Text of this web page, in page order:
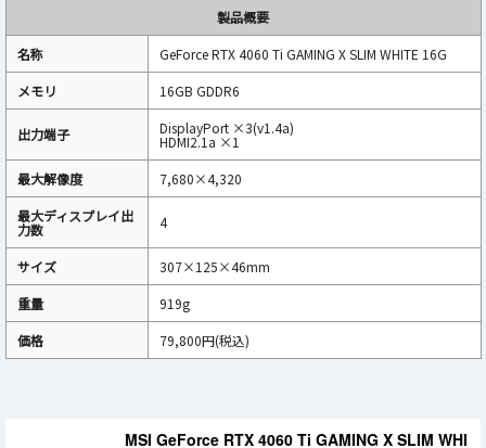
製品概要
名称
GeForce RTX 4060 Ti GAMING X SLIM WHITE 16G
メモリ
16GB GDDR6
出力端子 DisplayPort ×3(v1.4a)
HDMI2.1a ×1
最大解像度
7,680×4,320
最大ディスプレイ出
力数 4
サイズ
307×125×46mm
重量
919g
価格
79,800円(税込)
MSI GeForce RTX 4060 Ti GAMING X SLIM WHI